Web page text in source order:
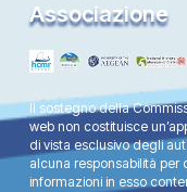
Associazione
Il sostegno della
web non costituisce
di vista esclusivo degli
alcuna responsabilità per
informazioni in esso